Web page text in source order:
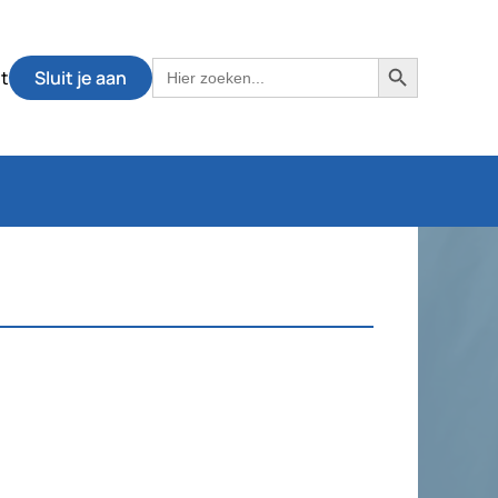
Sluit je aan Zoek
naar:
Zoekknop